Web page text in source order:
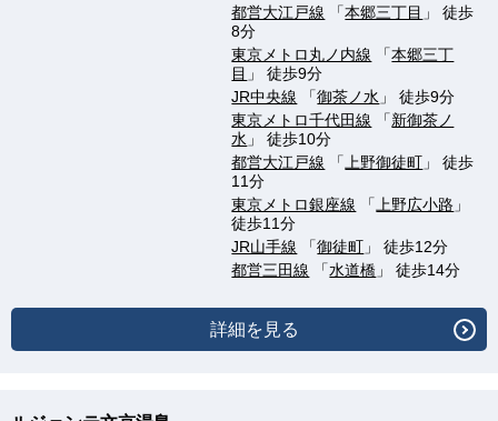
都営大江戸線 「本郷三丁目 」 徒歩
8分
東京メトロ丸ノ内線 「本郷三丁
目 」 徒歩9分
JR中央線 「御茶ノ水 」 徒歩9分
東京メトロ千代田線 「新御茶ノ
水 」 徒歩10分
都営大江戸線 「 上野御徒町 」 徒歩
11分
東京メトロ銀座線 「 上野広小路 」
徒歩11分
JR山手線 「御徒町 」 徒歩12分
都営三田線 「水道橋 」 徒歩14分
詳細を見る